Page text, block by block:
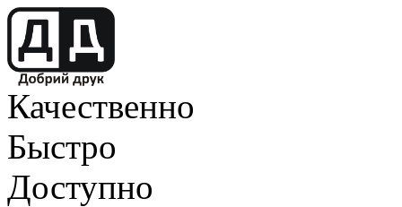
Качественно
Быстро
Доступно